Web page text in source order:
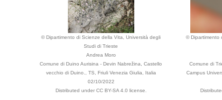
© Dipartimento di Scienze della Vita, Università degli
Studi di Trieste
Andrea Moro
Comune di Duino Aurisina - Devin Nabrežina, Castello
vecchio di Duino., TS, Friuli Venezia Giulia, Italia
02/10/2022
Distributed under CC BY-SA 4.0 license.
© Dipartimento
Comune di
Campus